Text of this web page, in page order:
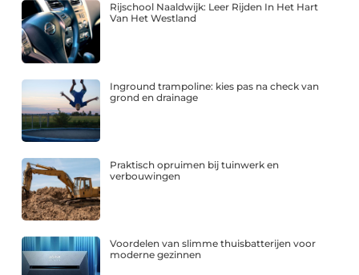
Rijschool Naaldwijk: Leer Rijden In Het Hart
Van Het Westland
Inground trampoline: kies pas na check van
grond en drainage
Praktisch opruimen bij tuinwerk en
verbouwingen
Voordelen van slimme thuisbatterijen voor
moderne gezinnen